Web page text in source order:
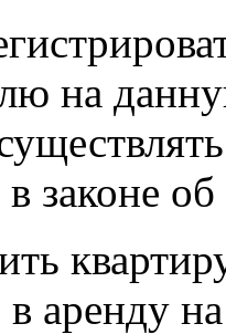
на
законе
в аренду